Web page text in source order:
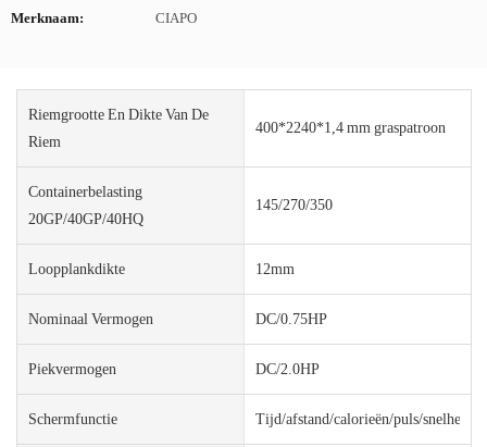
Merknaam: CIAPO
Riemgrootte En Dikte Van De
Riem
400*2240*1,4 mm graspatroon
Containerbelasting
20GP/40GP/40HQ
145/270/350
Loopplankdikte 12mm
Nominaal Vermogen DC/0.75HP
Piekvermogen DC/2.0HP
Schermfunctie Tijd/afstand/calorieën/puls/snelheid